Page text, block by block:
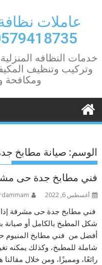
contentعاملات
0549362075
خدمات النظافه
وتركيب وتنظيف
الوسم: صيانة مطابخ
فني مطابخ جدة حى مشرفة
أغسطس 6, 2022
فني مطابخ جدة حى مشرفة إذا
شكل المطبخ بالكامل أو صيانة
أفضل من فني مطابخ المنيوم
شاملة للمطبخ، وكذلك يمكنه
رائعًا، ومميزًا، ومن خلال